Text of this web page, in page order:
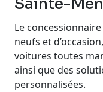
Sainte-
Le
neufs et
voitures toutes
ainsi que des
personnalisées.